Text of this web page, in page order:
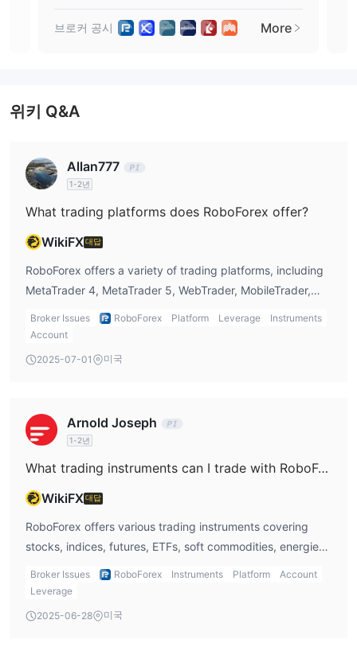
호도를 가지고 있음을 이해합니다. 그래서 모든 유형의 트레이더를
계좌 개설 방법?
1단계: 먼저, 브로커웹사이트를 방문하여 페이지 오른쪽 상단에 있
는 '계좌 개설' 버튼을 클릭하세요.
2단계: 이제 등록 페이지로 이동하여 이메일 주소, 이름, 휴대폰 번
호를 포함한 개인 및 금융 정보를 입력할 수 있습니다.
3단계 등록 양식을 완료한 후, 주소 증명을 위해 정부 발급 신분증
사본과 최근 공과금 청구서를 제출하여 신원을 확인해야 합니다. 이
단계는 국제자금 세탁 방지및 고객확인제도 규정을 준수하기 위해
4단계: 계정이 확인되면, 현지 은행 송금, AstroPay, Skrill,
5단계계좌에 자금을 입금한 후, 원하는 거래 플랫폼을 다운로드하
고 시장에서 거래를 시작할 수 있습니다.
최대레버리지1:2000
가능한 것은 특히 주목할 만하며, 경험 많은 트레이더에게 더 수익성
높은 거래를 추구할 기회를 제공합니다. 프라임 및 ECN 계좌는 또한
1:300에서 1:500에 이르는 높은레버리지를 제공합니다.
그러나 높은 레버리지는 이익과 손실을 모두 증폭시킬 수 있으므로,
야 합니다.
브로커 공시 More
위키 Q&A
Allan777
1-2년
What trading platforms does RoboForex offer?
WikiFX대답
RoboForex offers a variety of trading platforms, including
MetaTrader 4, MetaTrader 5, WebTrader, MobileTrader,
and StocksTrader.
Broker Issues RoboForex Platform Leverage
Instruments
Account
2025-07-01 미국
Arnold Joseph
1-2년
What trading instruments can I trade with RoboForex?
WikiFX대답
RoboForex offers various trading instruments covering
stocks, indices, futures, ETFs, soft commodities, energies,
metals, and currencies.
Broker Issues RoboForex Instruments Platform
Account
Leverage
2025-06-28 미국